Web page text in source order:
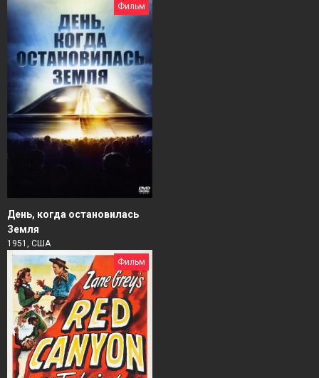
Фильм
День, когда остановилась
Земля
1951, США
Фильм